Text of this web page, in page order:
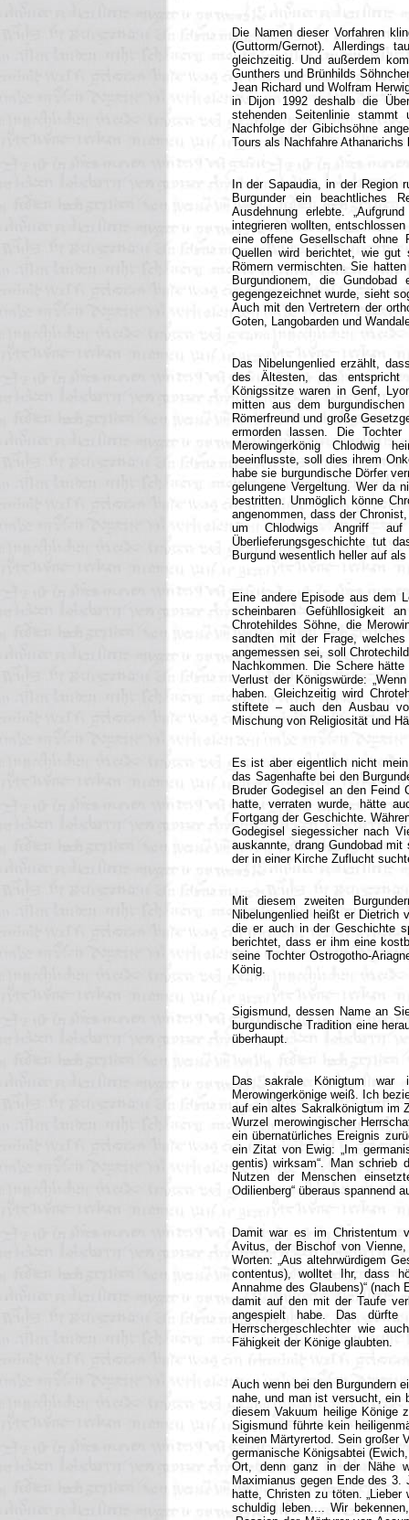
Die Namen dieser Vorfahren
(Guttorm/Gernot). Allerdings
gleichzeitig. Und außerdem
Gunthers und Brünhilds
Jean Richard und Wolfram
in Dijon 1992 deshalb die
stehenden Seitenlinie stammt
Nachfolge der Gibichsöhne
Tours als Nachfahre
In der Sapaudia, in der Region
Burgunder ein beachtliches
Ausdehnung erlebte.
integrieren wollten,
eine offene Gesellschaft ohne
Quellen wird berichtet, wie
Römern vermischten. Sie
Burgundionem, die
gegengezeichnet wurde, sieht
Auch mit den Vertretern der
Goten, Langobarden und
Das Nibelungenlied erzählt,
des Ältesten, das entspricht
Königssitze waren in Genf,
mitten aus dem
Römerfreund und große
ermorden lassen. Die
Merowingerkönig Chlodwig
beeinflusste, soll dies ihrem
habe sie burgundische Dörfer
gelungene Vergeltung. Wer da
bestritten. Unmöglich könne
angenommen, dass der
um Chlodwigs Angriff
Überlieferungsgeschichte tut
Burgund wesentlich heller auf
Eine andere Episode aus dem
scheinbaren Gefühllosigkeit
Chrotehildes Söhne, die
sandten mit der Frage,
angemessen sei, soll
Nachkommen. Die Schere
Verlust der Königswürde:
haben. Gleichzeitig wird
stiftete – auch den Ausbau
Mischung von Religiosität und
Es ist aber eigentlich nicht
das Sagenhafte bei den
Bruder Godegisel an den
hatte, verraten wurde, hätte
Fortgang der Geschichte.
Godegisel siegessicher nach
auskannte, drang Gundobad
der in einer Kirche Zuflucht
Mit diesem zweiten
Nibelungenlied heißt er
die er auch in der Geschichte
berichtet, dass er ihm eine
seine Tochter Ostrogotho-
König.
Sigismund, dessen Name an
burgundische Tradition eine
überhaupt.
Das sakrale Königtum war
Merowingerkönige weiß. Ich
auf ein altes Sakralkönigtum im
Wurzel merowingischer
ein übernatürliches Ereignis
ein Zitat von Ewig: „Im
gentis) wirksam“. Man schrieb
Nutzen der Menschen
Odilienberg“ überaus spannend
Damit war es im Christentum
Avitus, der Bischof von
Worten: „Aus altehrwürdigem
contentus), wolltet Ihr, dass
Annahme des Glaubens)“
damit auf den mit der Taufe
angespielt habe. Das
Herrschergeschlechter wie
Fähigkeit der Könige glaubten.
Auch wenn bei den Burgundern
nahe, und man ist versucht, ein
diesem Vakuum heilige Könige
Sigismund führte kein
keinen Märtyrertod. Sein großer
germanische Königsabtei
Ort, denn ganz in der Nähe
Maximianus gegen Ende des 3.
hatte, Christen zu töten.
schuldig leben.... Wir